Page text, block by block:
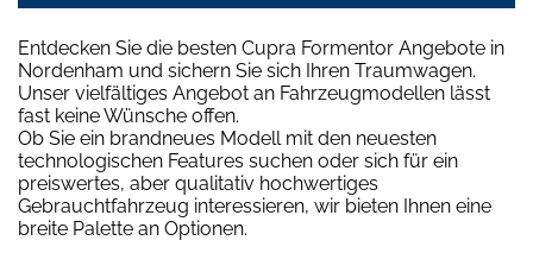
Entdecken Sie die besten Cupra Formentor Angebote in
Nordenham und sichern Sie sich Ihren Traumwagen.
Unser vielfältiges Angebot an Fahrzeugmodellen lässt
fast keine Wünsche offen.
Ob Sie ein brandneues Modell mit den neuesten
technologischen Features suchen oder sich für ein
preiswertes, aber qualitativ hochwertiges
Gebrauchtfahrzeug interessieren, wir bieten Ihnen eine
breite Palette an Optionen.